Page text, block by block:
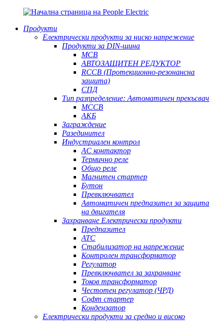
Продукти
Електрически продукти за ниско напрежение
Продукти за DIN-шина
MCB
АВТОЗАЩИТЕН РЕДУКТОР
RCCB (Протекционно-резонансна
защита)
СПД
Тип разпределение: Автоматичен прекъсвач
MCCB
АКБ
Заграждение
Разединител
Индустриален контрол
AC контактор
Термично реле
Общо реле
Магнитен стартер
Бутон
Превключвател
Автоматичен предпазител за защита
на двигателя
Захранване Електрически продукти
Предпазител
АТС
Стабилизатор на напрежение
Контролен трансформатор
Регулатор
Превключвател за захранване
Токов трансформатор
Честотен регулатор (ЧРД)
Софт стартер
Кондензатор
Електрически продукти за средно и високо